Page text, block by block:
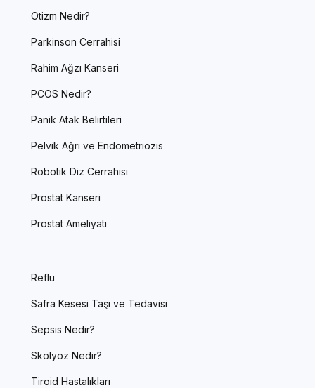
Otizm Nedir?
Parkinson Cerrahisi
Rahim Ağzı Kanseri
PCOS Nedir?
Panik Atak Belirtileri
Pelvik Ağrı ve Endometriozis
Robotik Diz Cerrahisi
Prostat Kanseri
Prostat Ameliyatı
Reflü
Safra Kesesi Taşı ve Tedavisi
Sepsis Nedir?
Skolyoz Nedir?
Tiroid Hastalıkları